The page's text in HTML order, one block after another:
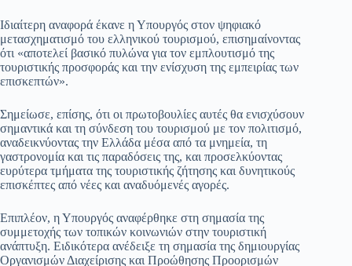
Ιδιαίτερη αναφορά έκανε η Υπουργός στον ψηφιακό
μετασχηματισμό του ελληνικού τουρισμού, επισημαίνοντας
ότι «αποτελεί βασικό πυλώνα για τον εμπλουτισμό της
τουριστικής προσφοράς και την ενίσχυση της εμπειρίας των
επισκεπτών».
Σημείωσε, επίσης, ότι οι πρωτοβουλίες αυτές θα ενισχύσουν
σημαντικά και τη σύνδεση του τουρισμού με τον πολιτισμό,
αναδεικνύοντας την Ελλάδα μέσα από τα μνημεία, τη
γαστρονομία και τις παραδόσεις της, και προσελκύοντας
ευρύτερα τμήματα της τουριστικής ζήτησης και δυνητικούς
επισκέπτες από νέες και αναδυόμενές αγορές.
Επιπλέον, η Υπουργός αναφέρθηκε στη σημασία της
συμμετοχής των τοπικών κοινωνιών στην τουριστική
ανάπτυξη. Ειδικότερα ανέδειξε τη σημασία της δημιουργίας
Οργανισμών Διαχείρισης και Προώθησης Προορισμών